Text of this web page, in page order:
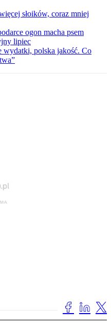
słoików, coraz mniej
ogon macha psem
lipiec
wydatki, polska jakość. Co